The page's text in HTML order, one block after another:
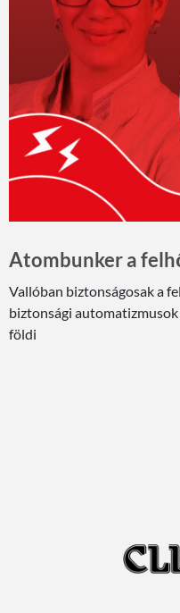
Atombunker a
Vallóban biztonságosak a
biztonsági
földi